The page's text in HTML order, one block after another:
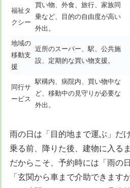
福祉タ
クシー
買い物、外食、旅行、家族同
乗など、目的の自由度が高い
外出。
地域の
移動支
援
近所のスーパー、駅、公共施
設、定期的な買い物支援。
同行サ
ービス
駅構内、病院内、買い物中な
ど、移動中の見守りが必要な
外出。
雨の日は「目的地まで運ぶ」だ
乗る前、降りた後、建物に入る
だからこそ、予約時には「雨の
「玄関から車まで介助できます